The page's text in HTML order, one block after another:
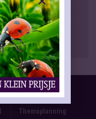
Verspreiding
Gegevens
Themaplanning